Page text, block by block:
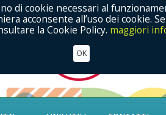
di cookie necessari al
acconsente all’uso dei cookie.
la Cookie Policy. maggiori
OK